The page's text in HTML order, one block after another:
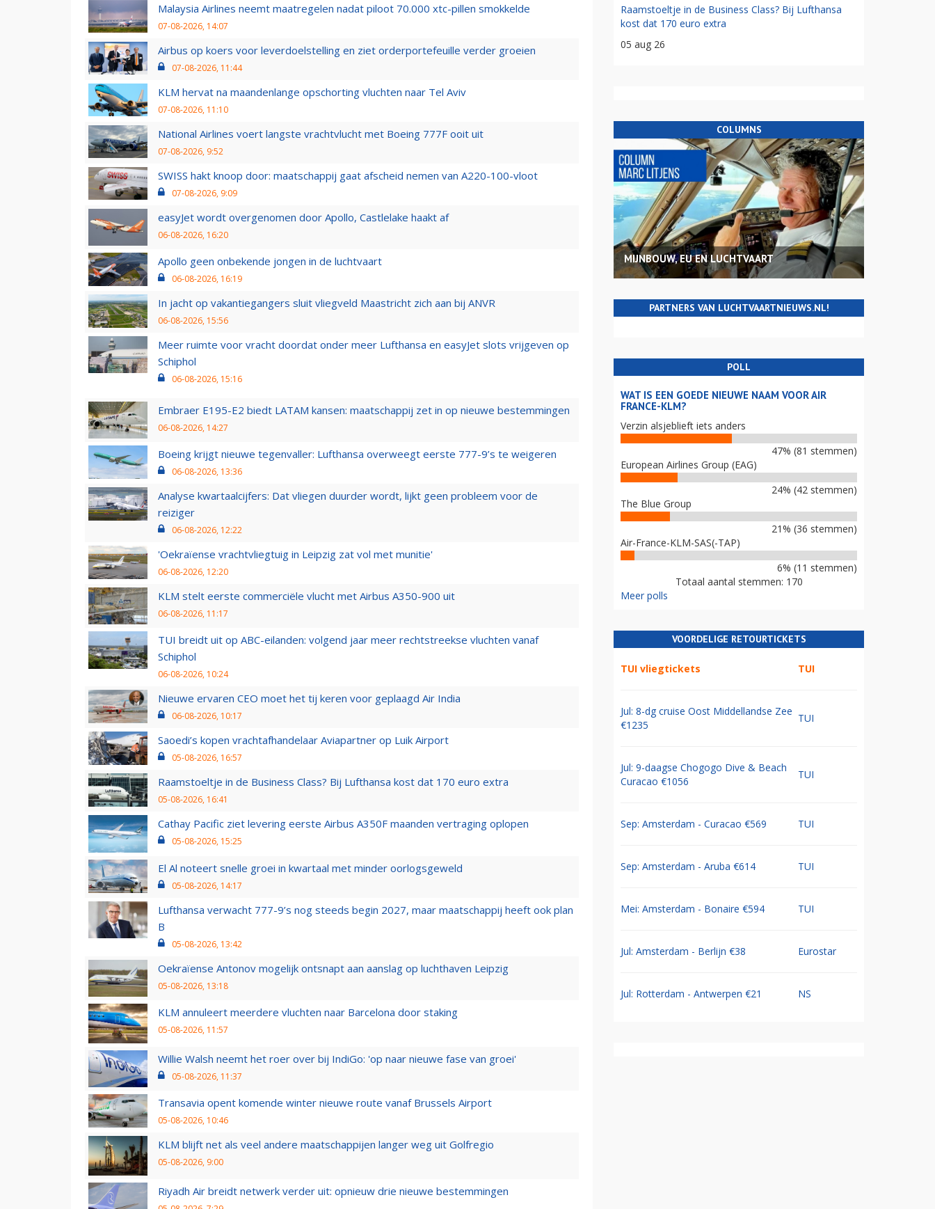
Malaysia Airlines neemt maatregelen nadat piloot 70.000 xtc-pillen smokkelde
07-08-2026, 14:07
Airbus op koers voor leverdoelstelling en ziet orderportefeuille verder groeien
07-08-2026, 11:44
KLM hervat na maandenlange opschorting vluchten naar Tel Aviv
07-08-2026, 11:10
National Airlines voert langste vrachtvlucht met Boeing 777F ooit uit
07-08-2026, 9:52
SWISS hakt knoop door: maatschappij gaat afscheid nemen van A220-100-vloot
07-08-2026, 9:09
easyJet wordt overgenomen door Apollo, Castlelake haakt af
06-08-2026, 16:20
Apollo geen onbekende jongen in de luchtvaart
06-08-2026, 16:19
In jacht op vakantiegangers sluit vliegveld Maastricht zich aan bij ANVR
06-08-2026, 15:56
Meer ruimte voor vracht doordat onder meer Lufthansa en easyJet slots vrijgeven op
Schiphol
06-08-2026, 15:16
Embraer E195-E2 biedt LATAM kansen: maatschappij zet in op nieuwe bestemmingen
06-08-2026, 14:27
Boeing krijgt nieuwe tegenvaller: Lufthansa overweegt eerste 777-9’s te weigeren
06-08-2026, 13:36
Analyse kwartaalcijfers: Dat vliegen duurder wordt, lijkt geen probleem voor de
reiziger
06-08-2026, 12:22
'Oekraïense vrachtvliegtuig in Leipzig zat vol met munitie'
06-08-2026, 12:20
KLM stelt eerste commerciële vlucht met Airbus A350-900 uit
06-08-2026, 11:17
TUI breidt uit op ABC-eilanden: volgend jaar meer rechtstreekse vluchten vanaf
Schiphol
06-08-2026, 10:24
Nieuwe ervaren CEO moet het tij keren voor geplaagd Air India
06-08-2026, 10:17
Saoedi’s kopen vrachtafhandelaar Aviapartner op Luik Airport
05-08-2026, 16:57
Raamstoeltje in de Business Class? Bij Lufthansa kost dat 170 euro extra
05-08-2026, 16:41
Cathay Pacific ziet levering eerste Airbus A350F maanden vertraging oplopen
05-08-2026, 15:25
El Al noteert snelle groei in kwartaal met minder oorlogsgeweld
05-08-2026, 14:17
Lufthansa verwacht 777-9’s nog steeds begin 2027, maar maatschappij heeft ook plan
B
05-08-2026, 13:42
Oekraïense Antonov mogelijk ontsnapt aan aanslag op luchthaven Leipzig
05-08-2026, 13:18
KLM annuleert meerdere vluchten naar Barcelona door staking
05-08-2026, 11:57
Willie Walsh neemt het roer over bij IndiGo: 'op naar nieuwe fase van groei'
05-08-2026, 11:37
Transavia opent komende winter nieuwe route vanaf Brussels Airport
05-08-2026, 10:46
KLM blijft net als veel andere maatschappijen langer weg uit Golfregio
05-08-2026, 9:00
Riyadh Air breidt netwerk verder uit: opnieuw drie nieuwe bestemmingen
Raamstoeltje in de Business Class? Bij Lufthansa
kost dat 170 euro extra
05 aug 26
COLUMNS
MIJNBOUW, EU EN LUCHTVAART
PARTNERS VAN LUCHTVAARTNIEUWS.NL!
POLL
WAT IS EEN GOEDE NIEUWE NAAM VOOR AIR
FRANCE-KLM?
Verzin alsjeblieft iets anders
47% (81 stemmen)
European Airlines Group (EAG)
24% (42 stemmen)
The Blue Group
21% (36 stemmen)
Air-France-KLM-SAS(-TAP)
6% (11 stemmen)
Totaal aantal stemmen: 170
Meer polls
VOORDELIGE RETOURTICKETS
TUI vliegtickets TUI
Jul: 8-dg cruise Oost Middellandse Zee
€1235
TUI
Jul: 9-daagse Chogogo Dive & Beach
Curacao €1056
TUI
Sep: Amsterdam - Curacao €569 TUI
Sep: Amsterdam - Aruba €614 TUI
Mei: Amsterdam - Bonaire €594 TUI
Jul: Amsterdam - Berlijn €38 Eurostar
Jul: Rotterdam - Antwerpen €21 NS